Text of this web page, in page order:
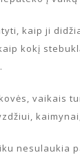
kaip ji
kokį
vaikais
nesulaukia